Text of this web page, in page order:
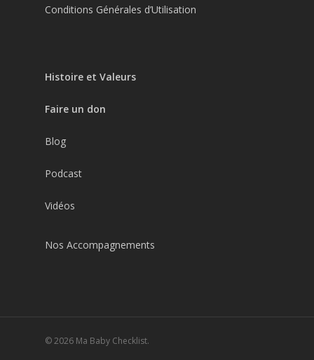
Conditions Générales d’Utilisation
Histoire et Valeurs
Faire un don
Blog
Podcast
Vidéos
Nos Accompagnements
© 2026 Ma Baby Checklist.